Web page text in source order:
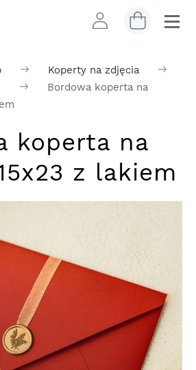
Koperty na zdjęcia
Bordowa koperta na
koperta na
z lakiem